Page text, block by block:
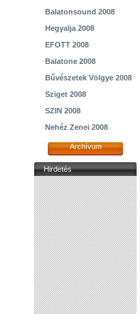
Balatonsound 2008
Hegyalja 2008
EFOTT 2008
Balatone 2008
Bűvészetek Völgye 2008
Sziget 2008
SZIN 2008
Nehéz Zenei 2008
Archívum
Hirdetés